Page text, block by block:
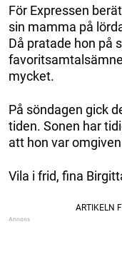
För Expressen
sin mamma på
Då pratade hon på
mycket.
På söndagen gick
tiden. Sonen har
att hon var
Vila i frid, fina